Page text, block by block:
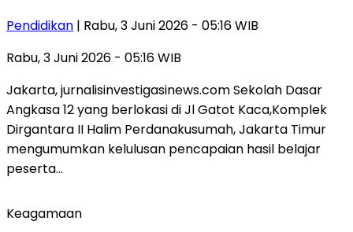
Pendidikan | Rabu, 3 Juni 2026 - 05:16 WIB
Rabu, 3 Juni 2026 - 05:16 WIB
Jakarta, jurnalisinvestigasinews.com Sekolah Dasar
Angkasa 12 yang berlokasi di Jl Gatot Kaca,Komplek
Dirgantara II Halim Perdanakusumah, Jakarta Timur
mengumumkan kelulusan pencapaian hasil belajar
peserta…
Keagamaan